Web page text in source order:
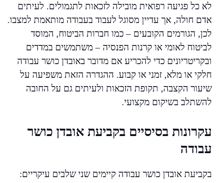
לא כל פגיעה רפואית מובילה לזכאות לתגמולים. לעיתים
אדם חולה, אך עדיין מסוגל לעבוד בעבודה מותאמת למצבו.
לכן, הגורמים הקובעים – כמו חברות הביטוח, המוסד
לביטוח לאומי או קרנות הפנסיה – משתמשים במדדים
ובקריטריונים כדי להכריע אם מדובר באובדן כושר עבודה
חלקי או מלא, זמני או קבוע. ההגדרה הזאת משפיעה על
שיעור הקצבה, תקופת הזכאות ולעיתים גם על החובה
להשתלב בשיקום מקצועי.
עקרונות בסיסיים בקביעת אובדן כושר
עבודה
בקביעת אובדן כושר עבודה קיימים שני שלבים עיקריים: